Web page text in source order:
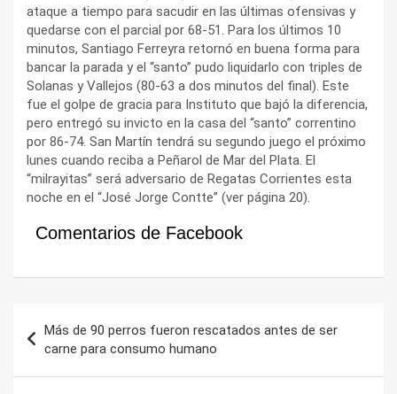
ataque a tiempo para sacudir en las últimas ofensivas y
quedarse con el parcial por 68-51. Para los últimos 10
minutos, Santiago Ferreyra retornó en buena forma para
bancar la parada y el “santo” pudo liquidarlo con triples de
Solanas y Vallejos (80-63 a dos minutos del final). Este
fue el golpe de gracia para Instituto que bajó la diferencia,
pero entregó su invicto en la casa del “santo” correntino
por 86-74. San Martín tendrá su segundo juego el próximo
lunes cuando reciba a Peñarol de Mar del Plata. El
“milrayitas” será adversario de Regatas Corrientes esta
noche en el “José Jorge Contte” (ver página 20).
Comentarios de Facebook
de
entradas
Más de 90 perros fueron rescatados antes de ser
carne para consumo humano